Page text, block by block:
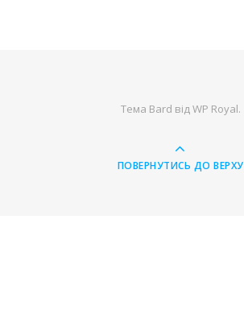
Тема Bard відWP Royal.
ПОВЕРНУТИСЬ ДО ВЕРХУ